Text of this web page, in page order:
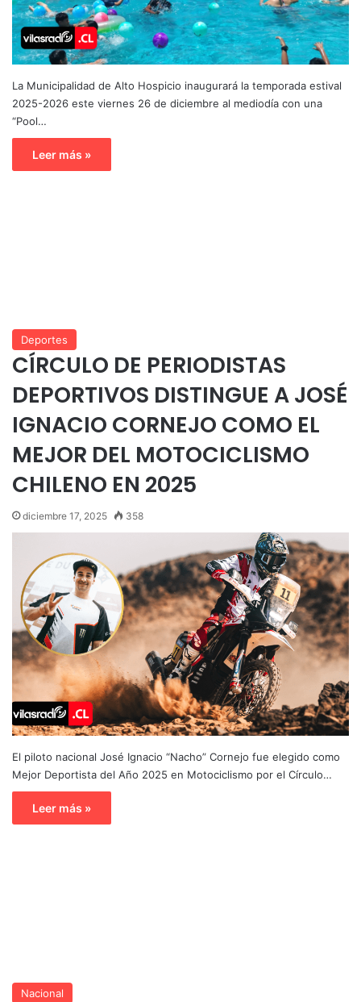
La Municipalidad de Alto Hospicio inaugurará la temporada estival
2025-2026 este viernes 26 de diciembre al mediodía con una
“Pool…
Leer más »
Deportes
CÍRCULO DE PERIODISTAS
DEPORTIVOS DISTINGUE A JOSÉ
IGNACIO CORNEJO COMO EL
MEJOR DEL MOTOCICLISMO
CHILENO EN 2025
diciembre 17, 2025 358
El piloto nacional José Ignacio “Nacho” Cornejo fue elegido como
Mejor Deportista del Año 2025 en Motociclismo por el Círculo…
Leer más »
Nacional